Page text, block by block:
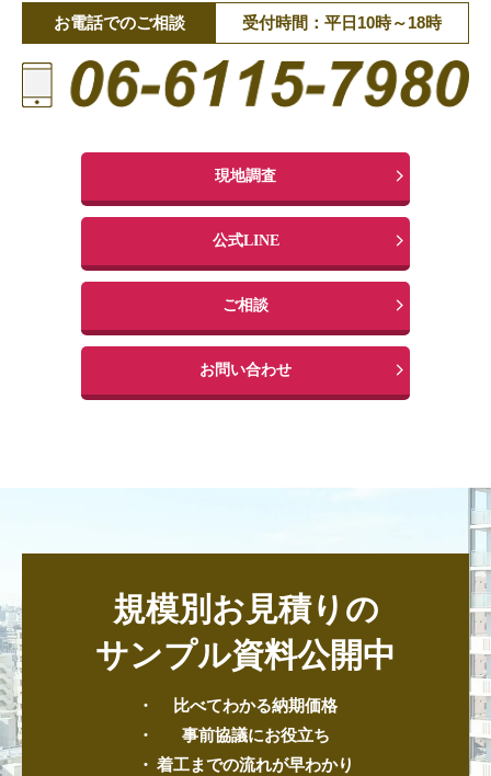
お電話でのご相談 受付時間：平日10時～18時
現地調査
公式LINE
ご相談
お問い合わせ
規模別お見積りの
サンプル資料公開中
比べてわかる納期価格
事前協議にお役立ち
着工までの流れが早わかり